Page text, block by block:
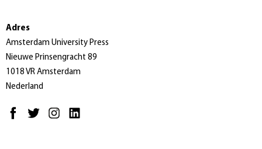
Adres
Amsterdam University Press
Nieuwe Prinsengracht 89
1018 VR Amsterdam
Nederland